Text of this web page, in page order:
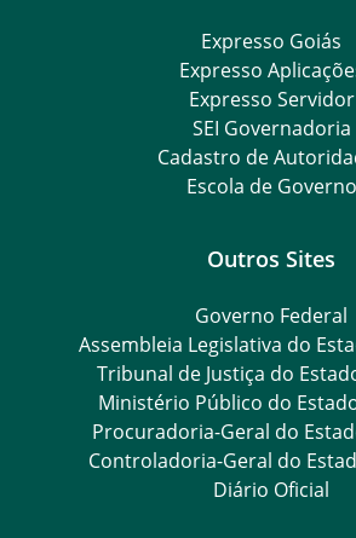
Expresso Goiás
Expresso
Expresso Servidor
SEI Governadoria
Cadastro de
Escola de Governo
Outros Sites
Governo Federal
Assembleia Legislativa do
Tribunal de Justiça do
Ministério Público do
Procuradoria-Geral do
Controladoria-Geral do
Diário Oficial